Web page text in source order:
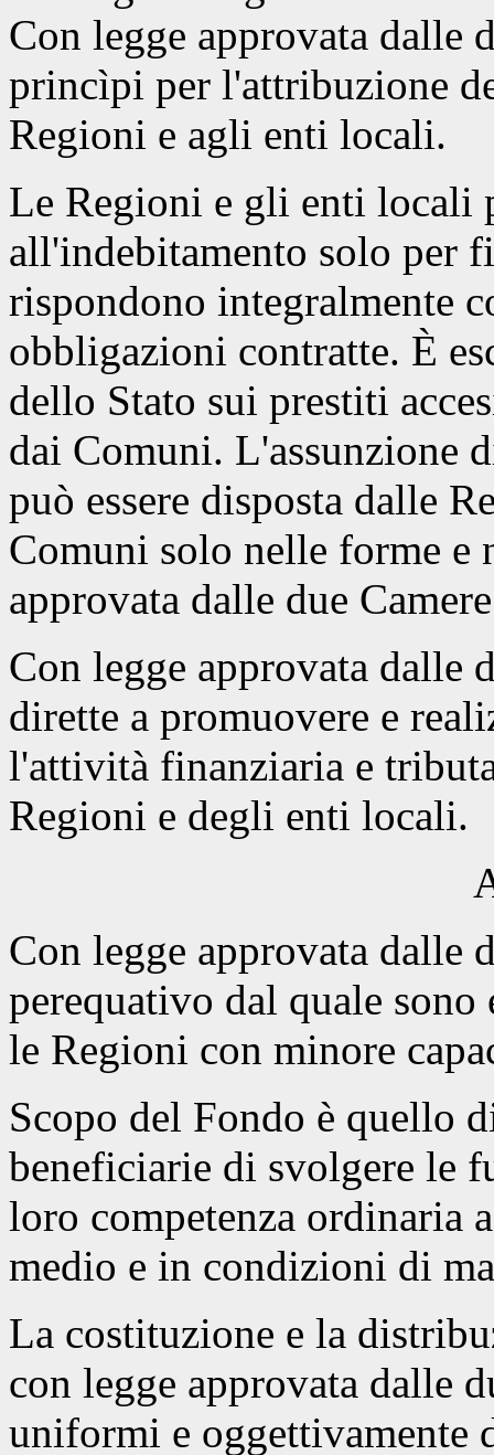
Con legge approvata dalle
princìpi per l'attribuzione
Regioni e agli enti locali.
Le Regioni e gli enti locali
all'indebitamento solo per
rispondono integralmente
obbligazioni contratte. È
dello Stato sui prestiti
dai Comuni. L'assunzione
può essere disposta dalle
Comuni solo nelle forme
approvata dalle due
Con legge approvata dalle
dirette a promuovere e
l'attività finanziaria e
Regioni e degli enti locali.
Con legge approvata dalle
perequativo dal quale
le Regioni con minore
Scopo del Fondo è quello
beneficiarie di svolgere le
loro competenza ordinaria
medio e in condizioni di
La costituzione e la
con legge approvata dalle
uniformi e oggettivamente